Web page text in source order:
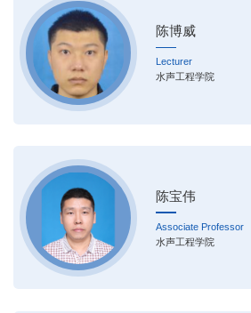
陈博威
Lecturer
水声工程学院
陈宝伟
Associate Professor
水声工程学院